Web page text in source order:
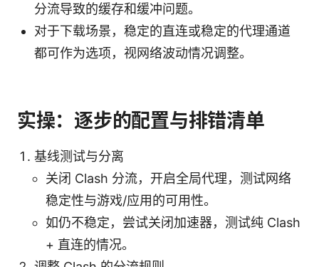
分流导致的缓存和缓冲问题。
对于下载场景，稳定的直连或稳定的代理通道
都可作为选项，视网络波动情况调整。
实操：逐步的配置与排错清单
基线测试与分离
关闭 Clash 分流，开启全局代理，测试网络
稳定性与游戏/应用的可用性。
如仍不稳定，尝试关闭加速器，测试纯 Clash
+ 直连的情况。